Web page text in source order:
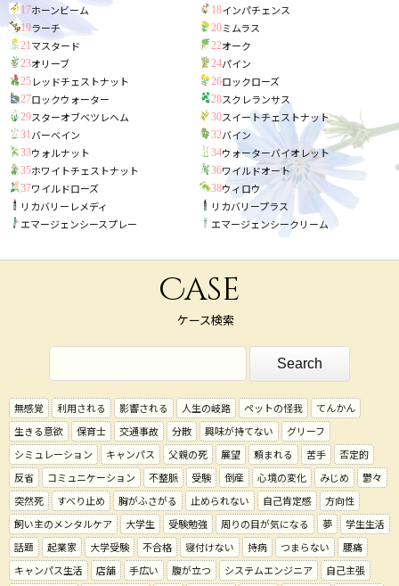
17ホーンビーム 18インパチェンス
19ラーチ 20ミムラス
21 マスタード 22オーク
23オリーブ 24パイン
25 レッドチェストナット 26ロックローズ
27ロックウォーター 28スクレランサス
29スターオブベツレヘム 30スイートチェストナット
31 バーベイン 32バイン
33ウォルナット 34ウォーターバイオレット
35ホワイトチェストナット 36ワイルドオート
37ワイルドローズ 38ウィロウ
リカバリーレメディ
リカバリープラス
エマージェンシースプレー
エマージェンシークリーム
Case
ケース検索
無感覚 利用される 影響される 人生の岐路 ペットの怪我
てんかん
生きる意欲
保育士 交通事故 分散 興味が持てない
グリーフ
シミュレーション
キャンパス 父親の死 展望 頼まれる 苦手
否定的
反省
コミュニケーション 不整脈 受験 倒産 心境の変化 みじめ
鬱々
突然死
すべり止め 胸がふさがる 止められない 自己肯定感
方向性
飼い主のメンタルケア
大学生 受験勉強 周りの目が気になる 夢
学生生活
話題
起業家 大学受験 不合格 寝付けない 持病 つまらない
腰痛
キャンパス生活
店舗 手広い 腹が立つ システムエンジニア
自己主張